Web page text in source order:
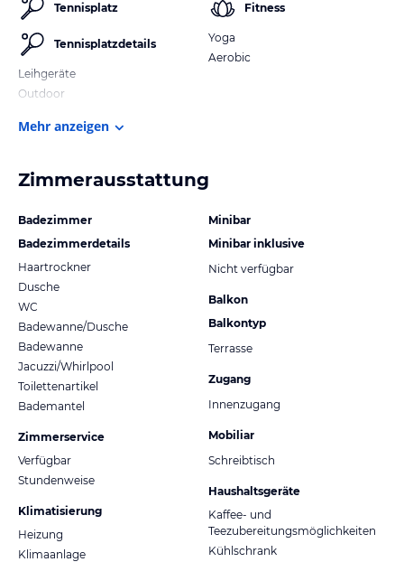
Tennisplatz
Tennisplatzdetails
Leihgeräte
Outdoor
Fitness
Yoga
Aerobic
Mehr anzeigen
Zimmerausstattung
Badezimmer
Badezimmerdetails
Haartrockner
Dusche
WC
Badewanne/Dusche
Badewanne
Jacuzzi/Whirlpool
Toilettenartikel
Bademantel
Zimmerservice
Verfügbar
Stundenweise
Klimatisierung
Heizung
Klimaanlage
Minibar
Minibar inklusive
Nicht verfügbar
Balkon
Balkontyp
Terrasse
Zugang
Innenzugang
Mobiliar
Schreibtisch
Haushaltsgeräte
Kaffee- und
Teezubereitungsmöglichkeiten
Kühlschrank